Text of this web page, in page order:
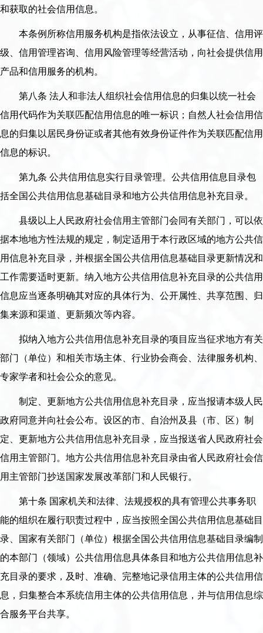
和获取的社会信用信息。
本条例所称信用服务机构是指依法设立，从事征信、信用评
级、信用管理咨询、信用风险管理等经营活动，向社会提供信用
产品和信用服务的机构。
第八条 法人和非法人组织社会信用信息的归集以统一社会
信用代码作为关联匹配信用信息的唯一标识；自然人社会信用信
息的归集以居民身份证或者其他有效身份证件作为关联匹配信用
信息的标识。
第九条 公共信用信息实行目录管理。公共信用信息目录包
括全国公共信用信息基础目录和地方公共信用信息补充目录。
县级以上人民政府社会信用主管部门会同有关部门，可以依
据本地地方性法规的规定，制定适用于本行政区域的地方公共信
用信息补充目录，并根据全国公共信用信息基础目录更新情况和
工作需要适时更新。纳入地方公共信用信息补充目录的公共信用
信息应当逐条明确其对应的具体行为、公开属性、共享范围、归
集来源和渠道、更新频次等内容。
拟纳入地方公共信用信息补充目录的项目应当征求地方有关
部门（单位）和相关市场主体、行业协会商会、法律服务机构、
专家学者和社会公众的意见。
制定、更新地方公共信用信息补充目录，应当报请本级人民
政府同意并向社会公布。设区的市、自治州及县（市、区）制
定、更新地方公共信用信息补充目录，应当报送省人民政府社会
信用主管部门。地方公共信用信息补充目录由省人民政府社会信
用主管部门抄送国家发展改革部门和人民银行。
第十条 国家机关和法律、法规授权的具有管理公共事务职
能的组织在履行职责过程中，应当按照全国公共信用信息基础目
录、国家有关部门（单位）根据全国公共信用信息基础目录编制
的本部门（领域）公共信用信息具体条目和地方公共信用信息补
充目录的要求，及时、准确、完整地记录信用主体的公共信用信
息，归集整合本系统信用主体的公共信用信息，并与信用信息综
合服务平台共享。